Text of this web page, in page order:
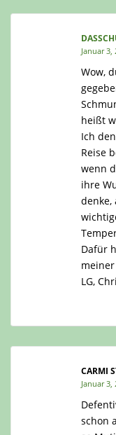
Januar 3,
Wow,
heißt
Ich
Reise
wenn
ihre
denke,
Dafür
meiner
LG,
CARMI
Januar 3,
schon